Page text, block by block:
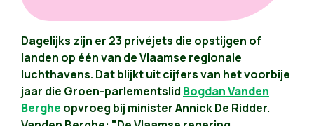
Dagelijks zijn er 23 privéjets die opstijgen of
landen op één van de Vlaamse regionale
luchthavens. Dat blijkt uit cijfers van het voorbije
jaar die Groen-parlementslid Bogdan Vanden
Berghe opvroeg bij minister Annick De Ridder.